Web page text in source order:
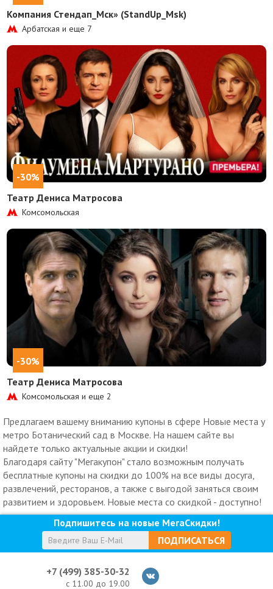
Компания Стендап_Мск» (StandUp_Msk)
Арбатская и еще 7
-30%
Театр Дениса Матросова
Комсомольская
-30%
Театр Дениса Матросова
Комсомольская и еще2
Предлагаем вашему вниманию купоны в сфере Новые места у
метро Ботанический сад в Москве. На нашем сайте вы
найдете только актуальные акции и скидки!
Благодаря сайту "Мегакупон" стало возможным получать
бесплатные купоны на скидки до 100% на все виды досуга,
развлечений, ресторанов, а также с выгодой заняться своим
развитием и здоровьем. Новые места со скидкой - доступно!
Подпишитесь на новые МегаСкидки!
ПОДПИСАТЬСЯ
+7 (499) 385-30-32
с 11.00 до 19.00